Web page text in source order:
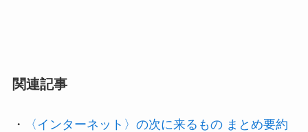
関連記事
・
〈インターネット〉の次に来るもの まとめ要約